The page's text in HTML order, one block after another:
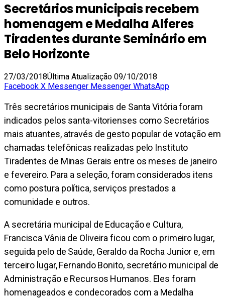
Secretários municipais recebem
homenagem e Medalha Alferes
Tiradentes durante Seminário em
Belo Horizonte
27/03/2018Última Atualização 09/10/2018
Facebook X Messenger Messenger WhatsApp
Três secretários municipais de Santa Vitória foram
indicados pelos santa-vitorienses como Secretários
mais atuantes, através de gesto popular de votação em
chamadas telefônicas realizadas pelo Instituto
Tiradentes de Minas Gerais entre os meses de janeiro
e fevereiro. Para a seleção, foram considerados itens
como postura política, serviços prestados a
comunidade e outros.
A secretária municipal de Educação e Cultura,
Francisca Vânia de Oliveira ficou com o primeiro lugar,
seguida pelo de Saúde, Geraldo da Rocha Junior e, em
terceiro lugar, Fernando Bonito, secretário municipal de
Administração e Recursos Humanos. Eles foram
homenageados e condecorados com a Medalha